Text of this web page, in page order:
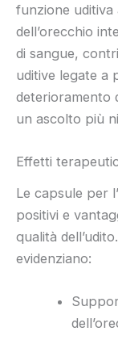
funzione uditiva
dell’orecchio
di sangue,
uditive legate a
deterioramento
un ascolto più
Effetti
Le capsule per
positivi e
qualità
evidenziano: